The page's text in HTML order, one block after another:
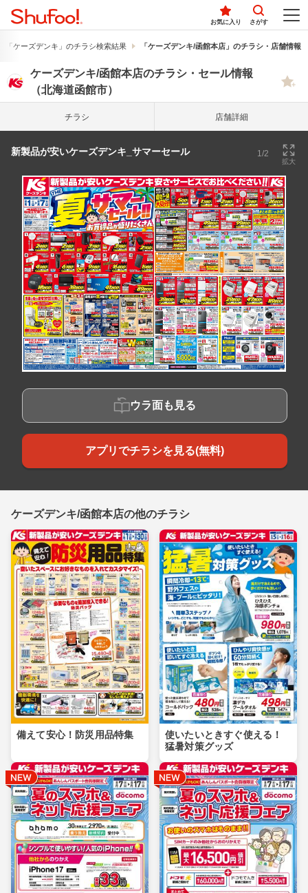
お気に入り さがす
「ケーズデンキ」のチラシ検索結果 「ケーズデンキ/函館本店」のチラシ・店舗情報
ケーズデンキ/函館本店のチラシ・セール情報
（北海道函館市）
チラシ 店舗詳細
新製品が安いケーズデンキ_サマーセール 1/2
拡大
ウラ面も見る
アプリでチラシを見る(無料)
ケーズデンキ/函館本店の他のチラシ
備えて安心！防災用品特集
使いたいときすぐ使える！
猛暑対策グッズ